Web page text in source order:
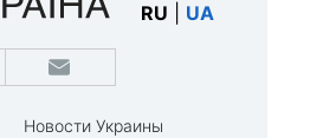
RU UA
Новости Украины